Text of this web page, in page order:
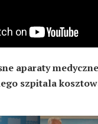
aparaty
szpitala